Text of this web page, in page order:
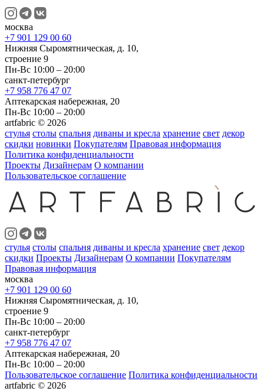
москва
+7 901 129 00 60
Нижняя Сыромятническая, д. 10,
строение 9
Пн-Вс 10:00 – 20:00
санкт-петербург
+7 958 776 47 07
Аптекарская набережная, 20
Пн-Вс 10:00 – 20:00
artfabric © 2026
стулья столы спальня диваны и кресла хранение свет декор
скидки новинки Покупателям Правовая информация
Политика конфиденциальности
Проекты Дизайнерам О компании
Пользовательское соглашение
стулья столы спальня диваны и кресла хранение свет декор
скидки Проекты Дизайнерам О компании Покупателям
Правовая информация
москва
+7 901 129 00 60
Нижняя Сыромятническая, д. 10,
строение 9
Пн-Вс 10:00 – 20:00
санкт-петербург
+7 958 776 47 07
Аптекарская набережная, 20
Пн-Вс 10:00 – 20:00
Пользовательское соглашение Политика конфиденциальности
artfabric © 2026